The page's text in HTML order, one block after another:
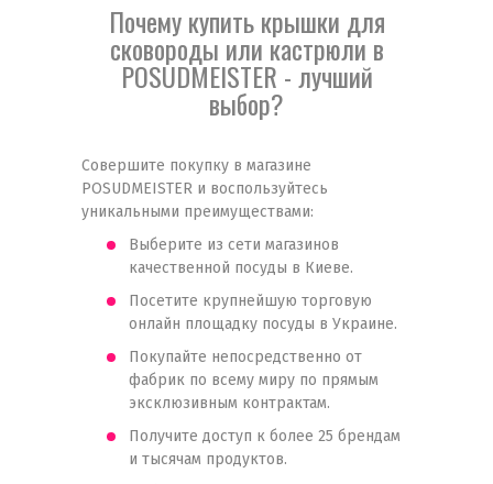
Почему купить крышки для
сковороды или кастрюли в
POSUDMEISTER - лучший
выбор?
Совершите покупку в магазине
POSUDMEISTER и воспользуйтесь
уникальными преимуществами:
Выберите из сети магазинов
качественной посуды в Киеве.
Посетите крупнейшую торговую
онлайн площадку посуды в Украине.
Покупайте непосредственно от
фабрик по всему миру по прямым
эксклюзивным контрактам.
Получите доступ к более 25 брендам
и тысячам продуктов.